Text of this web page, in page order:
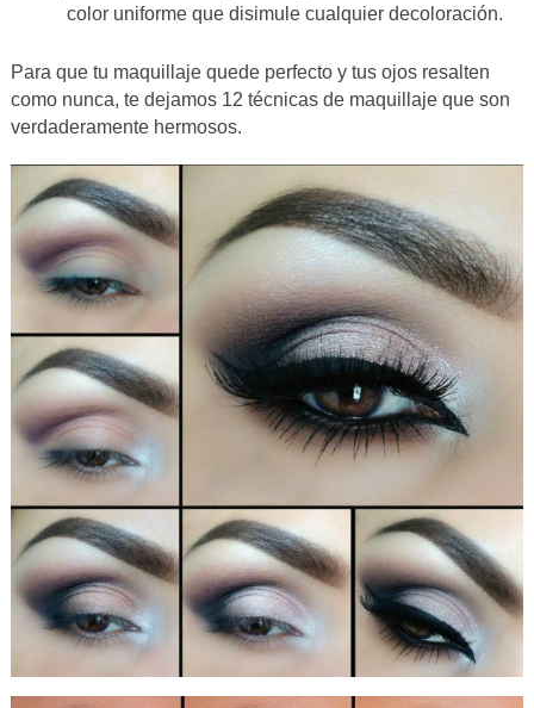
color uniforme que disimule cualquier decoloración.
Para que tu maquillaje quede perfecto y tus ojos resalten
como nunca, te dejamos 12 técnicas de maquillaje que son
verdaderamente hermosos.